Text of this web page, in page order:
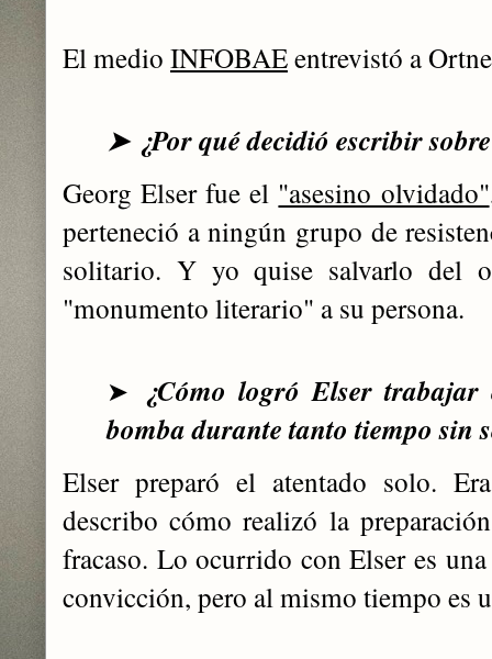
El medio INFOBAEentrevistó a
➤ ¿Por qué decidió escribir
Georg Elserfue el "asesino olvidado"
perteneció a ningún grupo de
solitario. Y yo quise salvarlo del
"monumento literario" a su persona.
➤ ¿Cómo logró Elser
bomba durante tanto tiempo sin
Elser preparó el atentado solo.
describo cómo realizó la
fracaso. Lo ocurrido con Elser es
convicción, pero al mismo tiempo es